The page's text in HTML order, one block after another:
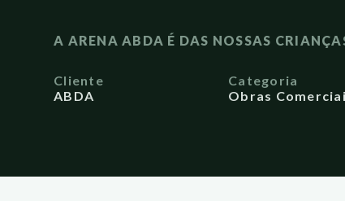
A ARENA ABDA É DAS NOSSAS
Cliente
ABDA
Categoria
Obras